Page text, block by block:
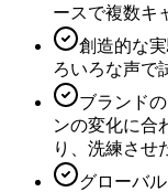
ースで複数キ
創造的な
ろいろな声で
ブランド
ンの変化に合
り、洗練させ
グローバ